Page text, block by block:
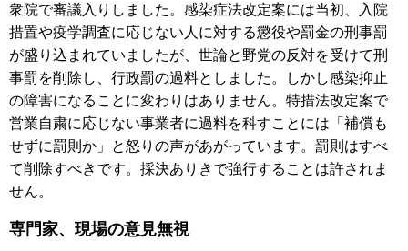
衆院で審議入りしました。感染症法改定案には当初、入院
措置や疫学調査に応じない人に対する懲役や罰金の刑事罰
が盛り込まれていましたが、世論と野党の反対を受けて刑
事罰を削除し、行政罰の過料としました。しかし感染抑止
の障害になることに変わりはありません。特措法改定案で
営業自粛に応じない事業者に過料を科すことには「補償も
せずに罰則か」と怒りの声があがっています。罰則はすべ
て削除すべきです。採決ありきで強行することは許されま
せん。
専門家、現場の意見無視